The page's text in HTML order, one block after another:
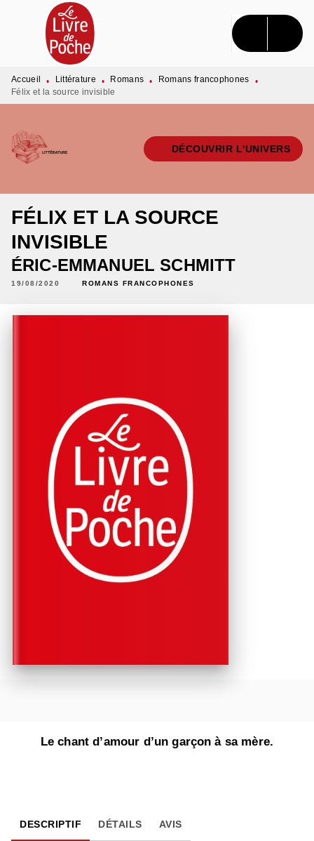
MENU RECHERCHE CONTENU
PIED DE PAGE
Accueil • Littérature • Romans • Romans francophones
•
Félix et la source invisible
DÉCOUVRIR L'UNIVERS
FÉLIX ET LA SOURCE
INVISIBLE
ÉRIC-EMMANUEL SCHMITT
19/08/2020 ROMANS FRANCOPHONES
Le chant d’amour d’un garçon à sa mère.
DESCRIPTIF DÉTAILS AVIS